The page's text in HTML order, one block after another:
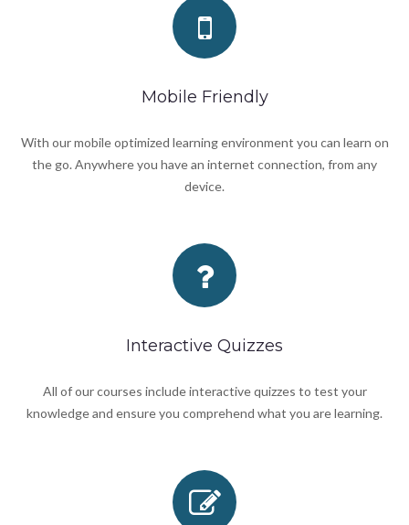
Mobile Friendly
With our mobile optimized learning environment you can learn on
the go. Anywhere you have an internet connection, from any
device.
Interactive Quizzes
All of our courses include interactive quizzes to test your
knowledge and ensure you comprehend what you are learning.